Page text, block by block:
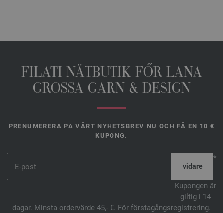
FILATI NÄTBUTIK FŐR LANA
GROSSA GARN & DESIGN
PRENUMERERA PÅ VÅRT NYHETSBREV NU OCH FÅ EN 10 €
KUPONG.
*
Kupongen är
giltig i 14
dagar. Minsta ordervärde 45,- €. För förstagångsregistrering.